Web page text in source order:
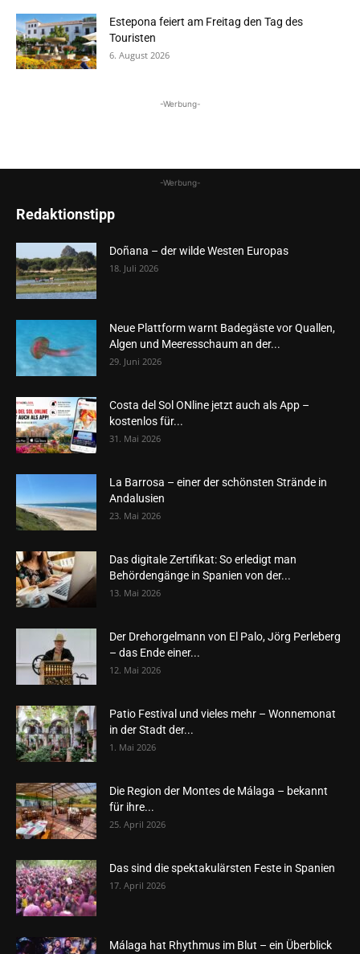
Estepona feiert am Freitag den Tag des
Touristen
6. August 2026
-Werbung-
-Werbung-
Redaktionstipp
Doñana – der wilde Westen Europas
18. Juli 2026
Neue Plattform warnt Badegäste vor Quallen,
Algen und Meeresschaum an der...
29. Juni 2026
Costa del Sol ONline jetzt auch als App –
kostenlos für...
31. Mai 2026
La Barrosa – einer der schönsten Strände in
Andalusien
23. Mai 2026
Das digitale Zertifikat: So erledigt man
Behördengänge in Spanien von der...
13. Mai 2026
Der Drehorgelmann von El Palo, Jörg Perleberg
– das Ende einer...
12. Mai 2026
Patio Festival und vieles mehr – Wonnemonat
in der Stadt der...
1. Mai 2026
Die Region der Montes de Málaga – bekannt
für ihre...
25. April 2026
Das sind die spektakulärsten Feste in Spanien
17. April 2026
Málaga hat Rhythmus im Blut – ein Überblick